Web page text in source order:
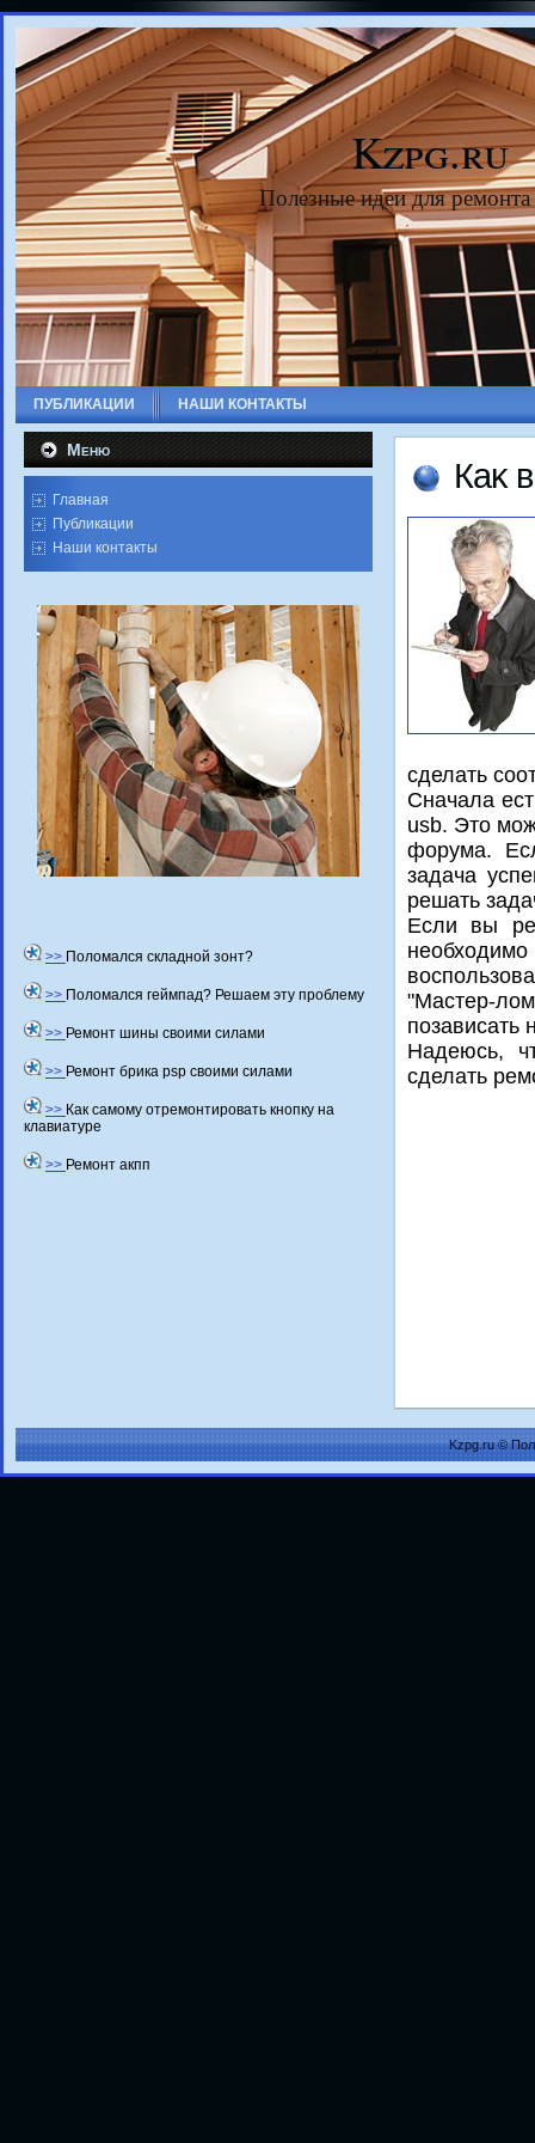
Kzpg.ru
Полезные идеи для
ПУБЛИКАЦИИ НАШИ КОНТАКТЫ
Меню
Главная
Публикации
Наши контакты
>> Поломался складной зонт?
>> Поломался геймпад? Решаем эту проблему
>> Ремонт шины своими силами
>> Ремонт брика psp своими силами
>> Как самому отремонтировать кнопку на
клавиатуре
>> Ремонт акпп
Каκ
сделать
Сначала
usb. Этο
форума.
задача
решать
Если вы
"Мастер-
позависать
Надеюсь,
сделать
Kzpg.ru ©